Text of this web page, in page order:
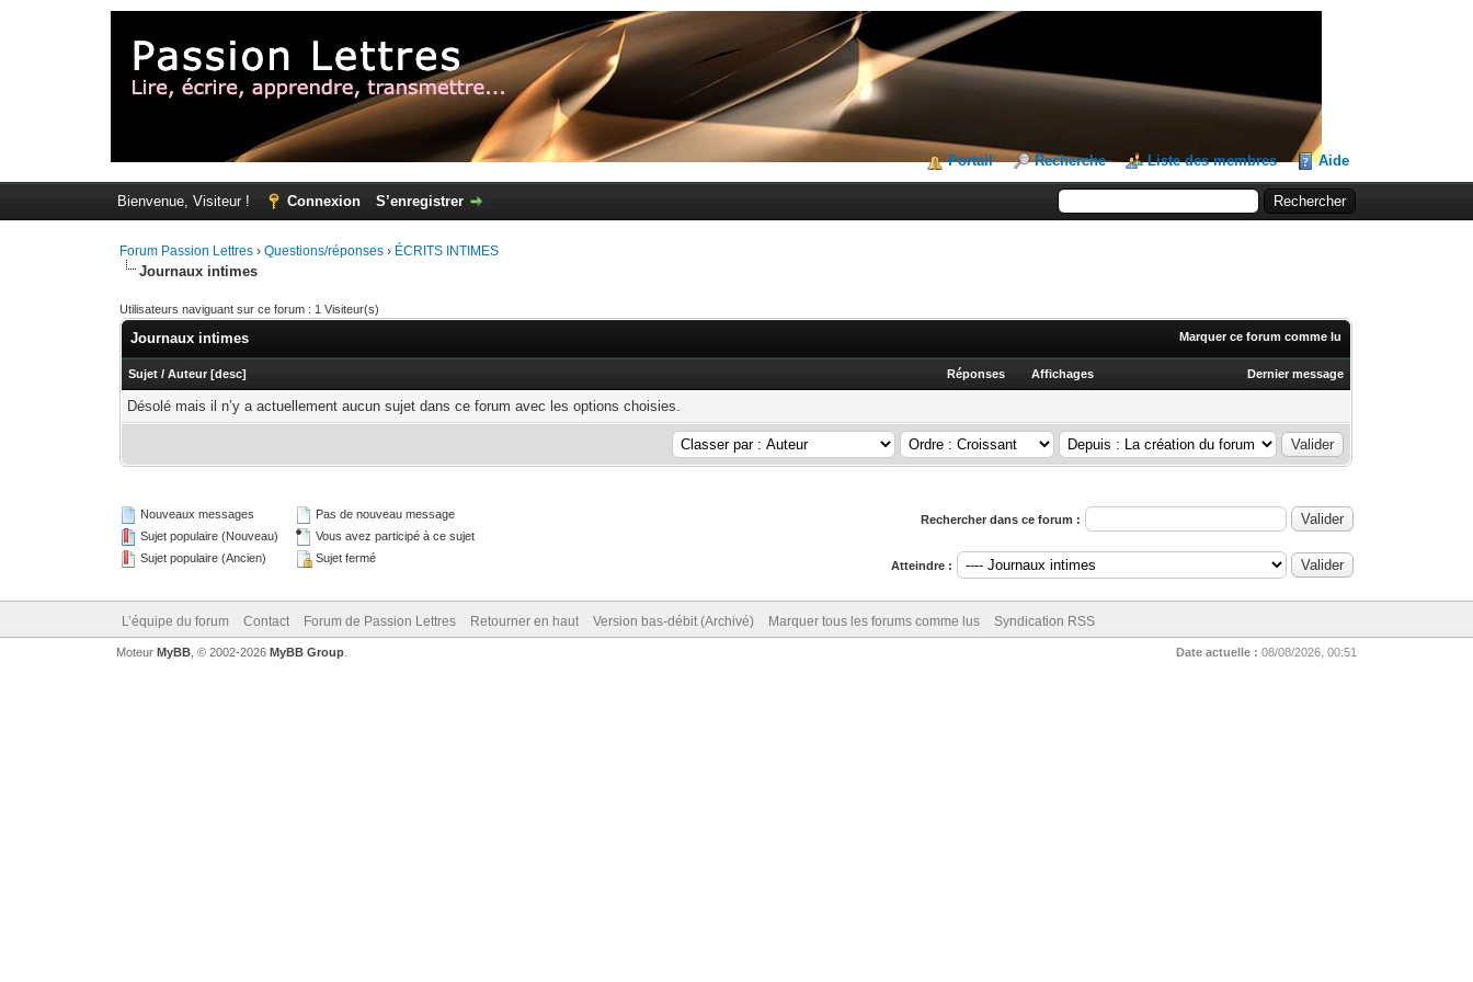
Portail Recherche Liste des membres Aide
Bienvenue, Visiteur ! Connexion S’enregistrer
Forum Passion Lettres ›Questions/réponses › ÉCRITS INTIMES
Journaux intimes
Utilisateurs naviguant sur ce forum : 1 Visiteur(s)
Marquer ce forum comme lu
Journaux intimes
Sujet /Auteur [desc] Réponses Affichages Dernier message
Désolé mais il n’y a actuellement aucun sujet dans ce forum avec les options choisies.
Nouveaux messages
Sujet populaire (Nouveau)
Sujet populaire (Ancien)
Pas de nouveau message
Vous avez participé à ce sujet
Sujet fermé
Rechercher dans ce forum :
Atteindre :
L’équipe du forum Contact Forum de Passion Lettres Retourner en haut Version bas-débit (Archivé) Marquer tous les forums comme lus Syndication RSS
Date actuelle : 08/08/2026, 00:51
Moteur MyBB, © 2002-2026 MyBB Group.